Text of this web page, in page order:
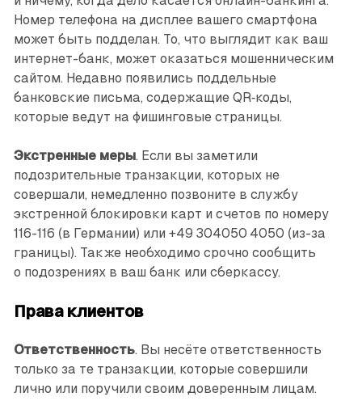
Номер телефона на дисплее вашего смартфона
может быть подделан. То, что выглядит как ваш
интернет-банк, может оказаться мошенническим
сайтом. Недавно появились поддельные
банковские письма, содержащие QR‑коды,
которые ведут на фишинговые страницы.
Экстренные меры. Если вы заметили
подозрительные транзакции, которых не
совершали, немедленно позвоните в службу
экстренной блокировки карт и счетов по номеру
116-116 (в Германии) или +49 304050 4050 (из-за
границы). Также необходимо срочно сообщить
о подозрениях в ваш банк или сберкассу.
Права клиентов
Ответственность. Вы несёте ответственность
только за те транзакции, которые совершили
лично или поручили своим доверенным лицам.